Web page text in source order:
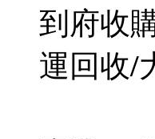
到府收
運回收/